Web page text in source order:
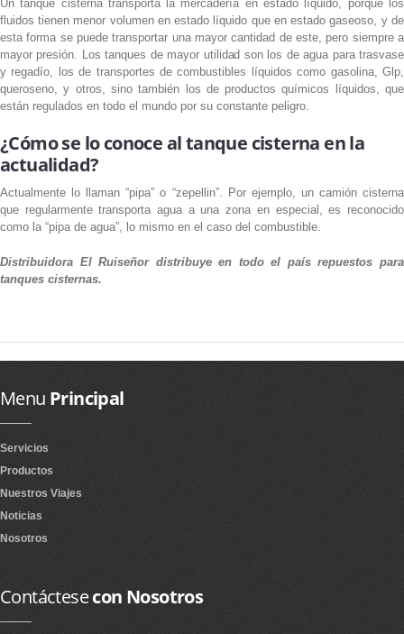
Un tanque cisterna transporta la mercadería en estado líquido, porque los
fluidos tienen menor volumen en estado líquido que en estado gaseoso, y de
esta forma se puede transportar una mayor cantidad de este, pero siempre a
mayor presión. Los tanques de mayor utilidad son los de agua para trasvase
y regadío, los de transportes de combustibles líquidos como gasolina, Glp,
queroseno, y otros, sino también los de productos químicos líquidos, que
están regulados en todo el mundo por su constante peligro.
¿Cómo se lo conoce al tanque cisterna en la
actualidad?
Actualmente lo llaman “pipa” o “zepellin”. Por ejemplo, un camión cisterna
que regularmente transporta agua a una zona en especial, es reconocido
como la “pipa de agua”, lo mismo en el caso del combustible.
Distribuidora El Ruiseñor distribuye en todo el país repuestos para
tanques cisternas.
Menu Principal
Servicios
Productos
Nuestros Viajes
Noticias
Nosotros
Contáctesecon Nosotros